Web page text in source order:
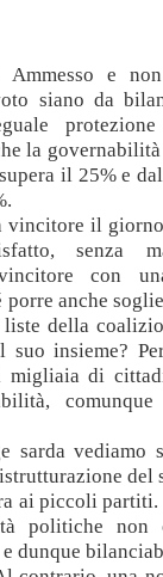
e non
siano da
protezione
la
il 25% e
il
senza
con
anche
della
insieme?
di
comunque
vediamo
del
ai piccoli
politiche
dunque